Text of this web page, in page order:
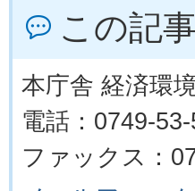
この記
本庁舎 経済環
電話：0749-
ファックス：